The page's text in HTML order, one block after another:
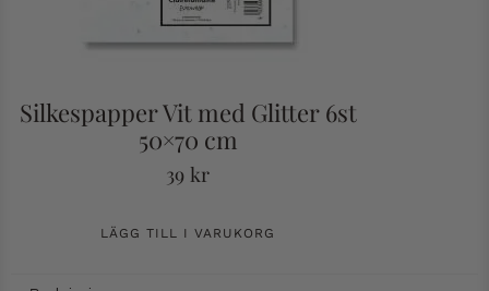
Silkespapper Vit med Glitter 6st
50×70 cm
39 kr
LÄGG TILL I VARUKORG